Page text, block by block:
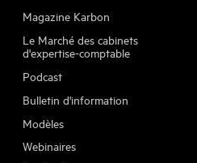
Magazine Karbon
Le Marché des cabinets
d'expertise-comptable
Podcast
Bulletin d'information
Modèles
Webinaires